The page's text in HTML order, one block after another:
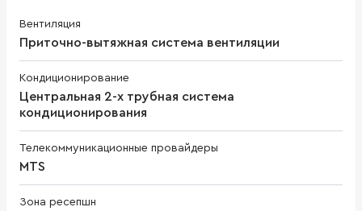
Вентиляция
Приточно-вытяжная система вентиляции
Кондиционирование
Центральная 2-х трубная система
кондиционирования
Телекоммуникационные провайдеры
MTS
Зона ресепшн